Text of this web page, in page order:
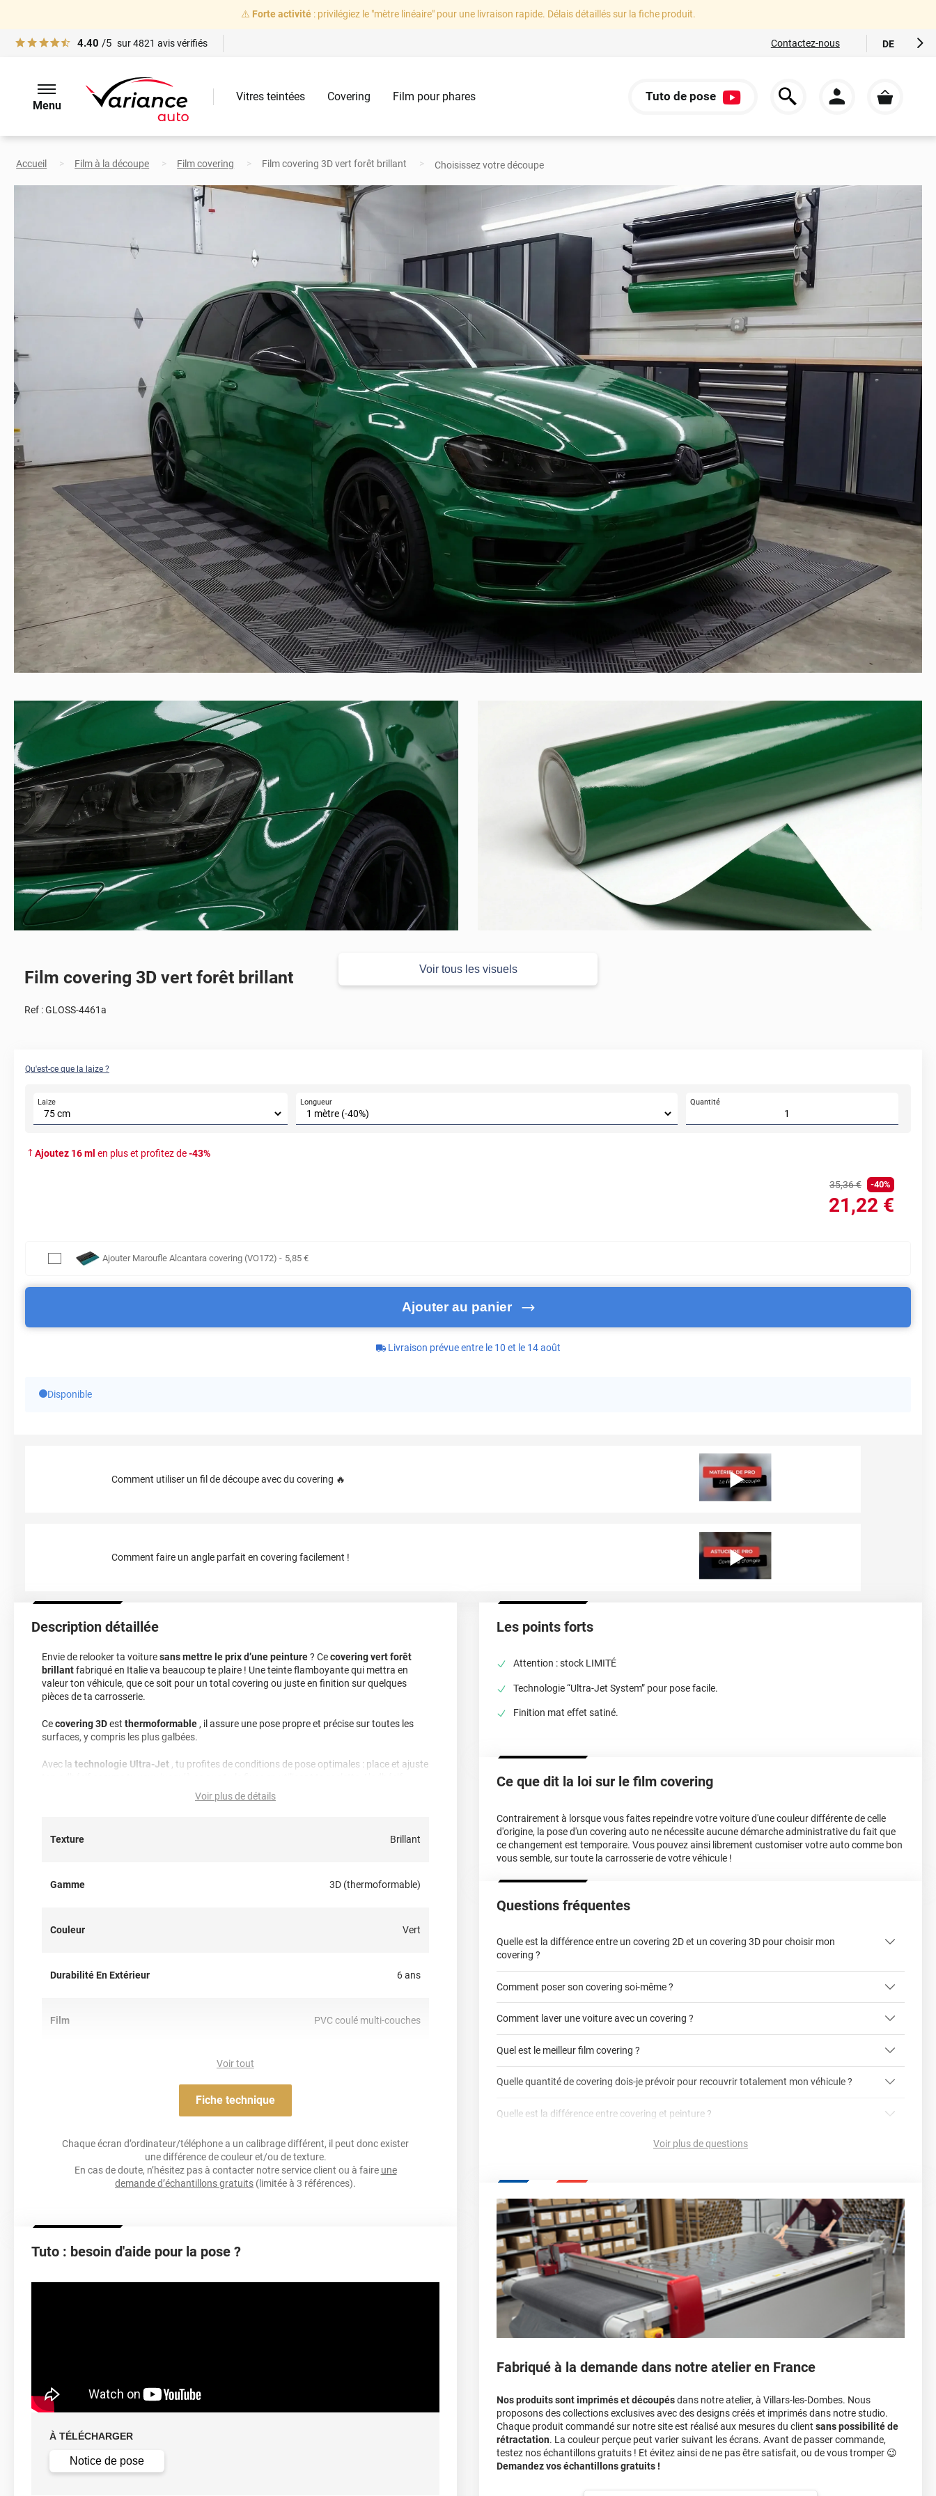
⚠️ Forte activité: privilégiez le "mètre linéaire" pour une livraison rapide. Délais détaillés sur la fiche produit.
4.40 /5 sur4821 avis vérifiés Contactez-nous DE
Menu
Vitres teintées Covering Film pour phares Tuto de pose
Accueil Film à la découpe Film covering Film covering 3D vert forêt brillant Choisissez votre découpe
Voir tous les visuels
Film covering 3D vert forêt brillant
Ref :GLOSS-4461a
Qu'est-ce que la laize ?
Laize Longueur Quantité
Ajoutez 16ml en plus et profitez de-43%
35,36€ -40%
21 ,22 €
Ajouter Maroufle Alcantara covering (VO172) - 5,85 €
Ajouter au panier
Livraison prévue entre le 10 et le 14 août
Disponible
Comment utiliser un fil de découpe avec du covering 🔥
Comment faire un angle parfait en covering facilement !
Description détaillée
Envie de relooker ta voituresans mettre le prix d’une peinture? Cecovering vert forêt
brillantfabriqué en Italie va beaucoup te plaire ! Une teinte flamboyante qui mettra en
valeur ton véhicule, que ce soit pour un total covering ou juste en finition sur quelques
pièces de ta carrosserie.
Cecovering 3Destthermoformable , il assure une pose propre et précise sur toutes les
surfaces, y compris les plus galbées.
Avec latechnologie Ultra-Jet , tu profites de conditions de pose optimales : place et ajuste
structuré évacue l’air pour un résultat sans bulles. Tu peux le poser toi-même et
économiser sur les frais d’installation.
lisseet un
Attention, : Ce produit est disponible jusqu’à épuisement des stocks.
Voir plus de détails
Texture Brillant
Gamme 3D (thermoformable)
Couleur Vert
Durabilité En Extérieur 6 ans
Film PVC coulé multi-couches
Résistance À L'humidité
Température D'application
Voir tout
Fiche technique
Chaque écran d’ordinateur/téléphone a un calibrage différent, il peut donc exister
une différence de couleur et/ou de texture.
En cas de doute, n’hésitez pas à contacter notre service client ou à faire une
demande d’échantillons gratuits (limitée à 3 références).
Tuto : besoin d'aide pour la pose ?
À TÉLÉCHARGER
Notice de pose
Les points forts
Attention : stock LIMITÉ
Technologie “Ultra-Jet System” pour pose facile.
Finition mat effet satiné.
Ce que dit la loi sur le film covering
Contrairement à lorsque vous faites repeindre votre voiture d'une couleur différente de celle
d'origine, la pose d'un covering auto ne nécessite aucune démarche administrative du fait que
ce changement est temporaire. Vous pouvez ainsi librement customiser votre auto comme bon
vous semble, sur toute la carrosserie de votre véhicule !
Questions fréquentes
Quelle est la différence entre un covering 2D et un covering 3D pour choisir mon
covering ?
covering 2D
Comment poser son covering soi-même ?
Comment laver une voiture avec un covering ?
en cliquant ici
Quel est le meilleur film covering ?
covering 3D
Quelle quantité de covering dois-je prévoir pour recouvrir totalement mon véhicule ?
calculateur total covering
parechoc arrière, en passant par le toit.)
Multipliez ce résultat par 3.
conseillers commerciaux
Quelle est la différence entre covering et peinture ?
Le covering peut s'enlever à tout moment
Le covering revient moins cher
Est-il possible de retirer un covering ?
Quel covering choisir pour une voiture complète ?
covering 3D
calculateur
Voir plus de questions
Fabriqué à la demande dans notre atelier en France
Nos produits sont imprimés et découpésdans notre atelier, à Villars-les-Dombes. Nous
proposons des collections exclusives avec des designs créés et imprimés dans notre studio.
Chaque produit commandé sur notre site est réalisé aux mesures du client sans possibilité de
rétractation. La couleur perçue peut varier suivant les écrans. Avant de passer commande,
testez nos échantillons gratuits ! Et évitez ainsi de ne pas être satisfait, ou de vous tromper 😉
Demandez vos échantillons gratuits !